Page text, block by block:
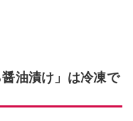
油漬け」は冷凍で